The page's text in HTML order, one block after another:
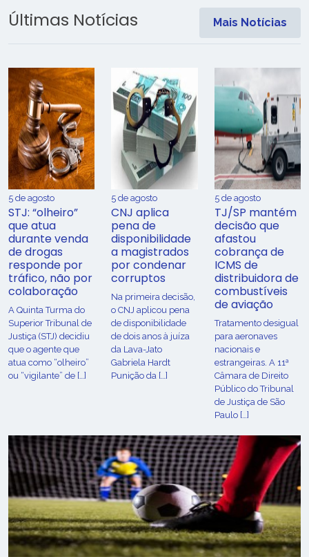
Últimas Notícias Mais Notícias
5 de agosto
STJ: “olheiro”
que atua
durante venda
de drogas
responde por
tráfico, não por
colaboração
A Quinta Turma do
Superior Tribunal de
Justiça (STJ) decidiu
que o agente que
atua como “olheiro”
ou “vigilante” de […]
5 de agosto
CNJ aplica
pena de
disponibilidade
a magistrados
por condenar
corruptos
Na primeira decisão,
o CNJ aplicou pena
de disponibilidade
de dois anos à juíza
da Lava-Jato
Gabriela Hardt
Punição da […]
5 de agosto
TJ/SP mantém
decisão que
afastou
cobrança de
ICMS de
distribuidora de
combustíveis
de aviação
Tratamento desigual
para aeronaves
nacionais e
estrangeiras. A 11ª
Câmara de Direito
Público do Tribunal
de Justiça de São
Paulo […]